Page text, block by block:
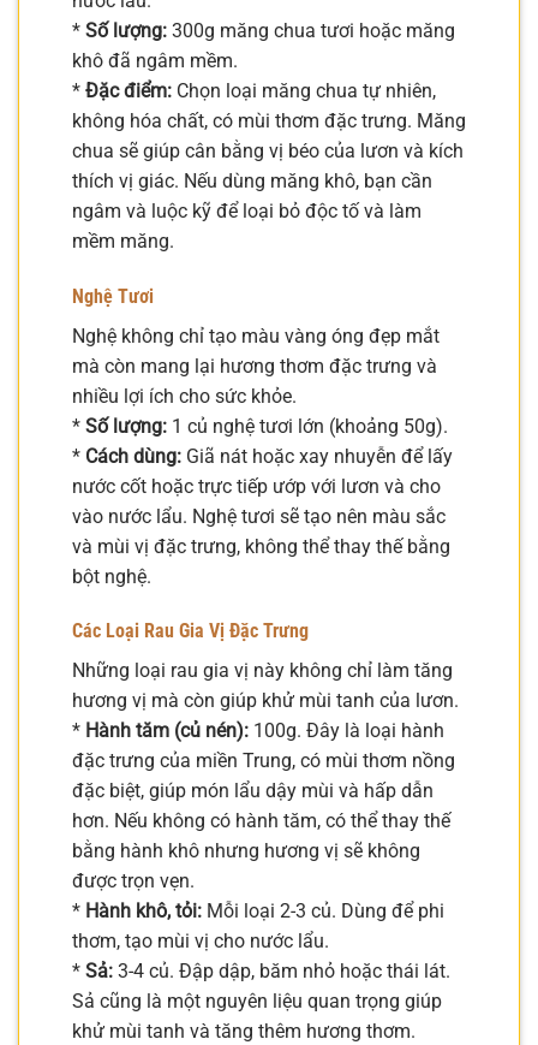
* Số lượng: 300g măng chua tươi hoặc măng
khô đã ngâm mềm.
* Đặc điểm: Chọn loại măng chua tự nhiên,
không hóa chất, có mùi thơm đặc trưng. Măng
chua sẽ giúp cân bằng vị béo của lươn và kích
thích vị giác. Nếu dùng măng khô, bạn cần
ngâm và luộc kỹ để loại bỏ độc tố và làm
mềm măng.
Nghệ Tươi
Nghệ không chỉ tạo màu vàng óng đẹp mắt
mà còn mang lại hương thơm đặc trưng và
nhiều lợi ích cho sức khỏe.
* Số lượng: 1 củ nghệ tươi lớn (khoảng 50g).
* Cách dùng: Giã nát hoặc xay nhuyễn để lấy
nước cốt hoặc trực tiếp ướp với lươn và cho
vào nước lẩu. Nghệ tươi sẽ tạo nên màu sắc
và mùi vị đặc trưng, không thể thay thế bằng
bột nghệ.
Các Loại Rau Gia Vị Đặc Trưng
Những loại rau gia vị này không chỉ làm tăng
hương vị mà còn giúp khử mùi tanh của lươn.
* Hành tăm (củ nén): 100g. Đây là loại hành
đặc trưng của miền Trung, có mùi thơm nồng
đặc biệt, giúp món lẩu dậy mùi và hấp dẫn
hơn. Nếu không có hành tăm, có thể thay thế
bằng hành khô nhưng hương vị sẽ không
được trọn vẹn.
* Hành khô, tỏi: Mỗi loại 2-3 củ. Dùng để phi
thơm, tạo mùi vị cho nước lẩu.
* Sả: 3-4 củ. Đập dập, băm nhỏ hoặc thái lát.
Sả cũng là một nguyên liệu quan trọng giúp
khử mùi tanh và tăng thêm hương thơm.